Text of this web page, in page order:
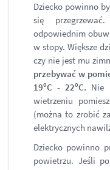
Dziecko powinno
się
odpowiednim
w stopy. Większe
czy nie jest mu
przebywać w
19⁰C - 22⁰C. Nie
wietrzeniu
(można to zrobić
elektrycznych
Dziecko powinno
powietrzu. Jeśli